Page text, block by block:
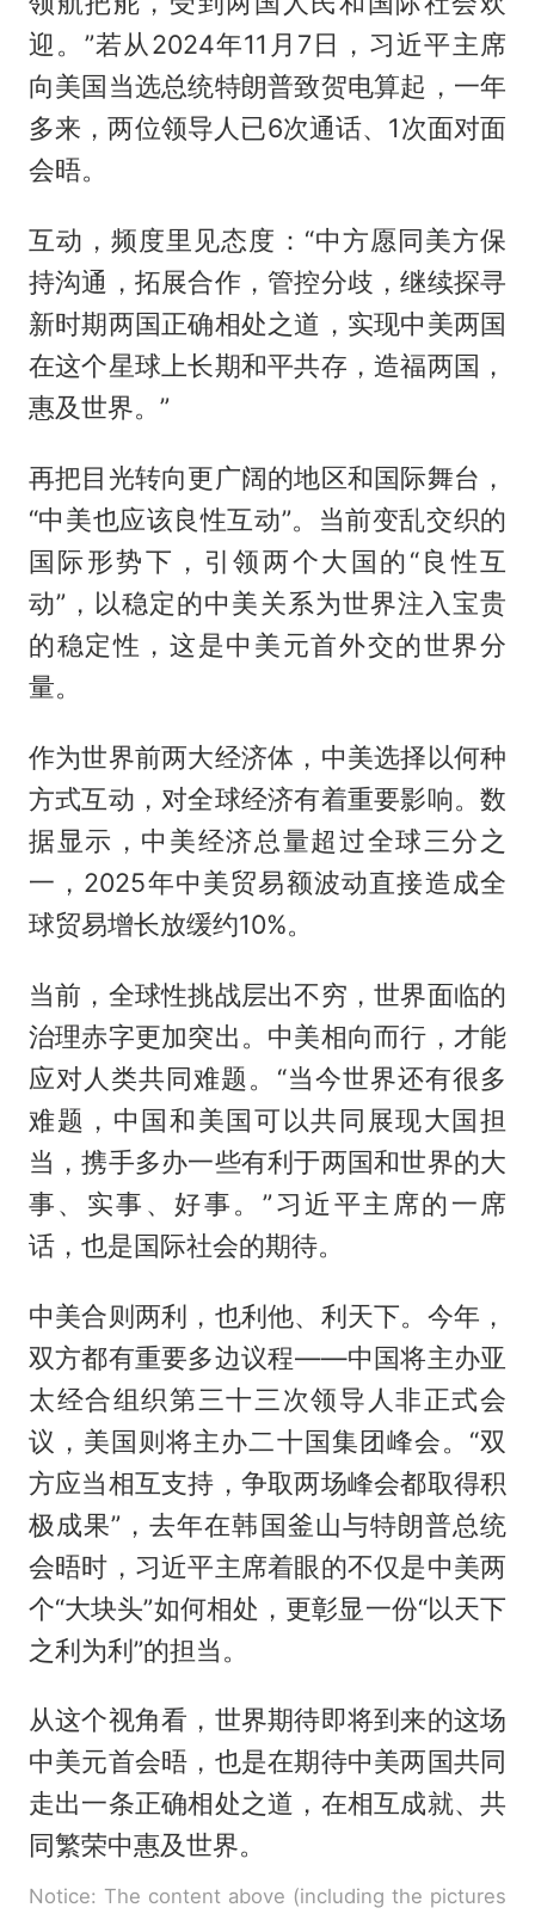
迎。”若从2024年11月7日，习近平主席
向美国当选总统特朗普致贺电算起，一年
多来，两位领导人已6次通话、1次面对面
会晤。
互动，频度里见态度：“中方愿同美方保
持沟通，拓展合作，管控分歧，继续探寻
新时期两国正确相处之道，实现中美两国
在这个星球上长期和平共存，造福两国，
惠及世界。”
再把目光转向更广阔的地区和国际舞台，
“中美也应该良性互动”。当前变乱交织的
国际形势下，引领两个大国的“良性互
动”，以稳定的中美关系为世界注入宝贵
的稳定性，这是中美元首外交的世界分
量。
作为世界前两大经济体，中美选择以何种
方式互动，对全球经济有着重要影响。数
据显示，中美经济总量超过全球三分之
一，2025年中美贸易额波动直接造成全
球贸易增长放缓约10%。
当前，全球性挑战层出不穷，世界面临的
治理赤字更加突出。中美相向而行，才能
应对人类共同难题。“当今世界还有很多
难题，中国和美国可以共同展现大国担
当，携手多办一些有利于两国和世界的大
事、实事、好事。”习近平主席的一席
话，也是国际社会的期待。
中美合则两利，也利他、利天下。今年，
双方都有重要多边议程——中国将主办亚
太经合组织第三十三次领导人非正式会
议，美国则将主办二十国集团峰会。“双
方应当相互支持，争取两场峰会都取得积
极成果”，去年在韩国釜山与特朗普总统
会晤时，习近平主席着眼的不仅是中美两
个“大块头”如何相处，更彰显一份“以天下
之利为利”的担当。
从这个视角看，世界期待即将到来的这场
中美元首会晤，也是在期待中美两国共同
走出一条正确相处之道，在相互成就、共
同繁荣中惠及世界。
Notice: The content above (including the pictures